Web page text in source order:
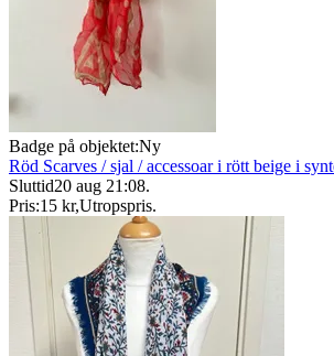
Badge på objektet:Ny
Röd Scarves / sjal / accessoar i rött beige i
Sluttid20 aug 21:08.
Pris:15 kr,Utropspris.